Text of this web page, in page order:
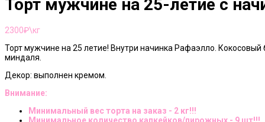
Торт мужчине на 25-летие с
2300₽\кг
Торт мужчине на 25 летие! Внутри начинка Рафаэлло.
миндаля.
Декор: выполнен кремом.
Внимание:
Минимальный вес торта на заказ - 2 кг!!!
Минимальное количество капкейков/пирожных - 9 шт!!!